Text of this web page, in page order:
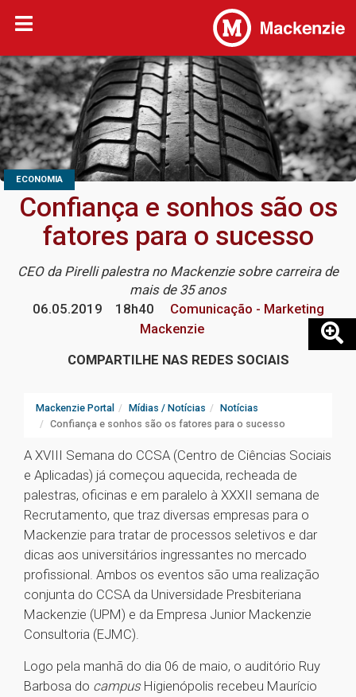
ECONOMIA
Confiança e sonhos são os
fatores para o sucesso
CEO da Pirelli palestra no Mackenzie sobre carreira de
mais de 35 anos
06.05.2019
18h40
Comunicação - Marketing
Mackenzie
COMPARTILHE NAS REDES SOCIAIS
Mackenzie Portal Mídias / Notícias
Notícias
Confiança e sonhos são os fatores para o sucesso
A XVIII Semana do CCSA (Centro de Ciências Sociais
e Aplicadas) já começou aquecida, recheada de
palestras, oficinas e em paralelo à XXXII semana de
Recrutamento, que traz diversas empresas para o
Mackenzie para tratar de processos seletivos e dar
dicas aos universitários ingressantes no mercado
profissional. Ambos os eventos são uma realização
conjunta do CCSA da Universidade Presbiteriana
Mackenzie (UPM) e da Empresa Junior Mackenzie
Consultoria (EJMC).
Logo pela manhã do dia 06 de maio, o auditório Ruy
Barbosa do campus Higienópolis recebeu Maurício